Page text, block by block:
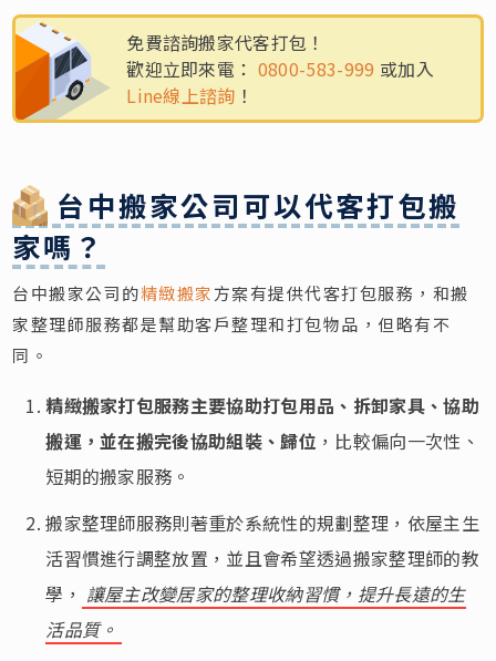
免費諮詢搬家代客打包！
歡迎立即來電： 0800-583-999 或加入
Line線上諮詢 ！
台中搬家公司可以代客打包搬
家嗎？
台中搬家公司的精緻搬家方案有提供代客打包服務，和搬
家整理師服務都是幫助客戶整理和打包物品，但略有不
同。
精緻搬家打包服務主要協助打包用品、拆卸家具、協助
搬運，並在搬完後協助組裝、歸位 ，比較偏向一次性、
短期的搬家服務。
搬家整理師服務則著重於系統性的規劃整理，依屋主生
活習慣進行調整放置，並且會希望透過搬家整理師的教
學， 讓屋主改變居家的整理收納習慣，提升長遠的生
活品質。